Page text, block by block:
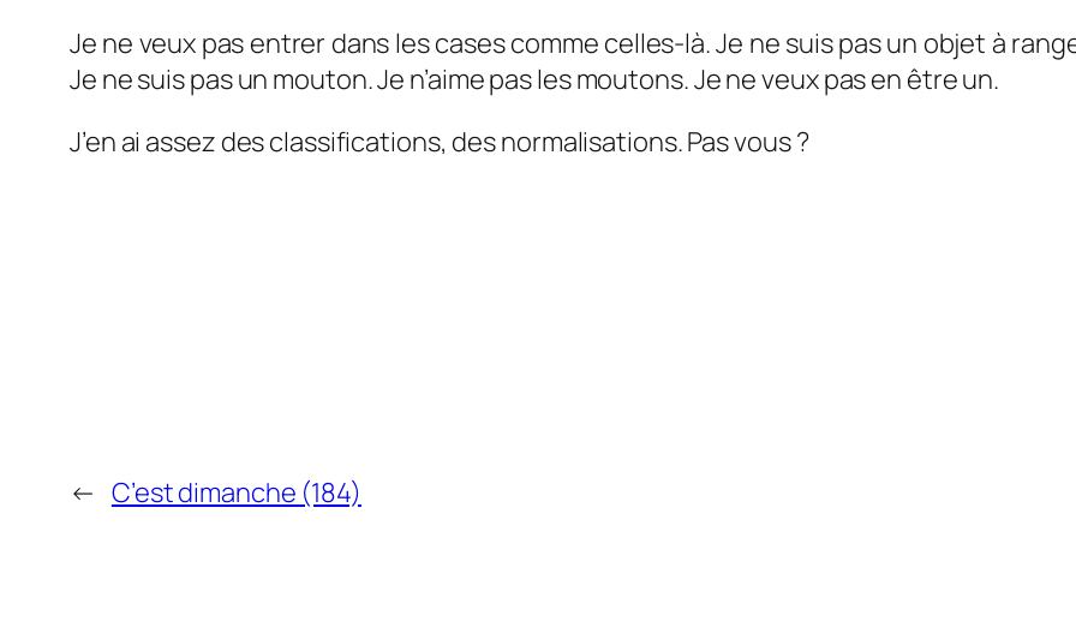
Je ne veux pas entrer dans les cases comme celles-là. Je ne suis pas un objet à
Je ne suis pas un mouton. Je n’aime pas les moutons. Je ne veux pas en être un.
J’en ai assez des classifications, des normalisations. Pas vous ?
← C’est dimanche (184)